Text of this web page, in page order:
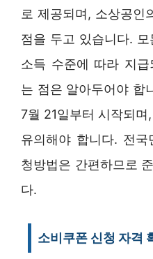
로 제공되며, 소상공인
점을 두고 있습니다.
소득 수준에 따라 지
는 점은 알아두어야 합
7월 21일부터 시작되
유의해야 합니다. 전
청방법은 간편하므로
다.
소비쿠폰 신청 자격